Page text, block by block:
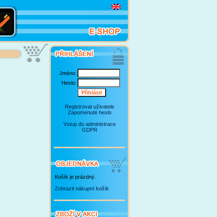
Jméno:
Heslo:
Registrovat uživatele
Zapomenuté heslo
Vstup do administrace
GDPR
Košík je prázdný.
Zobrazit nákupní košík